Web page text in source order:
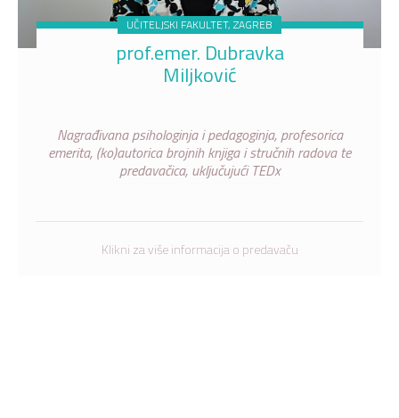
UČITELJSKI FAKULTET, ZAGREB
prof.emer. Dubravka
Miljković
Nagrađivana psihologinja i pedagoginja, profesorica
emerita, (ko)autorica brojnih knjiga i stručnih radova te
predavačica, uključujući TEDx
Klikni za više informacija o predavaču